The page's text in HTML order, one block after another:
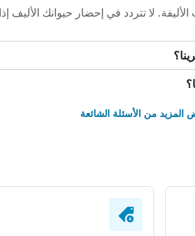
الأليفة. لا تتردد في إحضار حيوانك الأليف
من الأسئلة الشائعة